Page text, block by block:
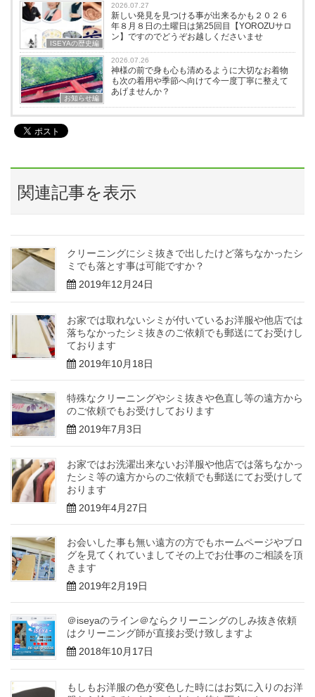
ISEYAの歴史編
2026.07.27
新しい発見を見つける事が出来るかも２０２６
年８月８日の土曜日は第25回目【YOROZUサロ
ン】ですのでどうぞお越しくださいませ
お知らせ編
2026.07.26
神様の前で身も心も清めるように大切なお着物
も次の着用や季節へ向けて今一度丁寧に整えて
あげませんか？
関連記事を表示
クリーニングにシミ抜きで出したけど落ちなかったシ
ミでも落とす事は可能ですか？
2019年12月24日
お家では取れないシミが付いているお洋服や他店では
落ちなかったシミ抜きのご依頼でも郵送にてお受けし
ております
2019年10月18日
特殊なクリーニングやシミ抜きや色直し等の遠方から
のご依頼でもお受けしております
2019年7月3日
お家ではお洗濯出来ないお洋服や他店では落ちなかっ
たシミ等の遠方からのご依頼でも郵送にてお受けして
おります
2019年4月27日
お会いした事も無い遠方の方でもホームページやブロ
グを見てくれていましてその上でお仕事のご相談を頂
きます
2019年2月19日
＠iseyaのライン＠ならクリーニングのしみ抜き依頼
はクリーニング師が直接お受け致しますよ
2018年10月17日
もしもお洋服の色が変色した時にはお気に入りのお洋